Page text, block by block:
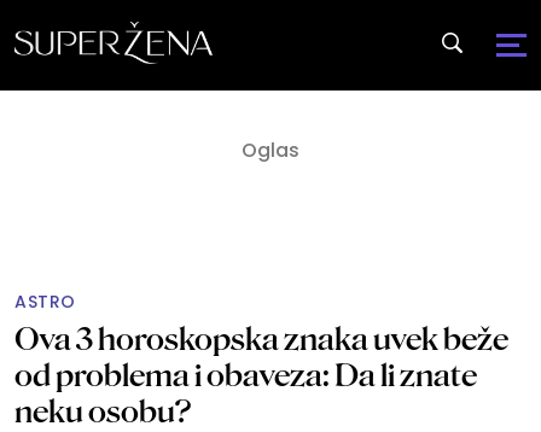
ASTRO
Ova 3 horoskopska znaka uvek beže
od problema i obaveza: Da li znate
neku osobu?